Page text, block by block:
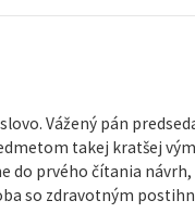
Vážený pán
takej kratšej
do prvého čítania
so zdravotným